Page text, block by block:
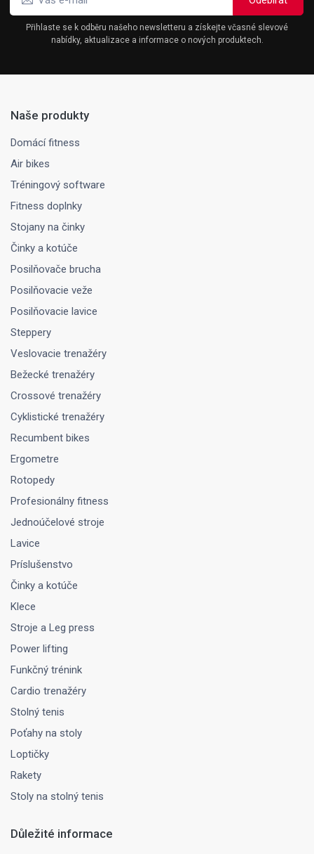
Přihlaste se k odběru našeho newsletteru a získejte včasné slevové
nabídky, aktualizace a informace o nových produktech.
Naše produkty
Domácí fitness
Air bikes
Tréningový software
Fitness doplnky
Stojany na činky
Činky a kotúče
Posilňovače brucha
Posilňovacie veže
Posilňovacie lavice
Steppery
Veslovacie trenažéry
Bežecké trenažéry
Crossové trenažéry
Cyklistické trenažéry
Recumbent bikes
Ergometre
Rotopedy
Profesionálny fitness
Jednoúčelové stroje
Lavice
Príslušenstvo
Činky a kotúče
Klece
Stroje a Leg press
Power lifting
Funkčný trénink
Cardio trenažéry
Stolný tenis
Poťahy na stoly
Loptičky
Rakety
Stoly na stolný tenis
Důležité informace